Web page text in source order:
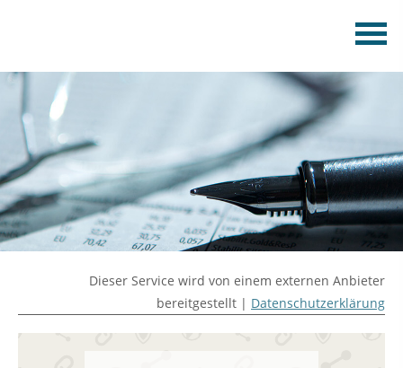
Dieser Service wird von einem externen Anbieter
bereitgestellt | Datenschutzerklärung